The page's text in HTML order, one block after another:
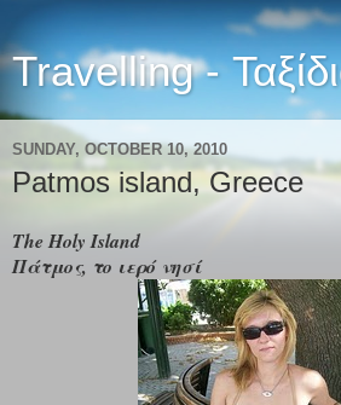
Travelling -
SUNDAY, OCTOBER 10, 2010
Patmos island, Greece
The Holy Island
Πάτμος, το ιερό νησί